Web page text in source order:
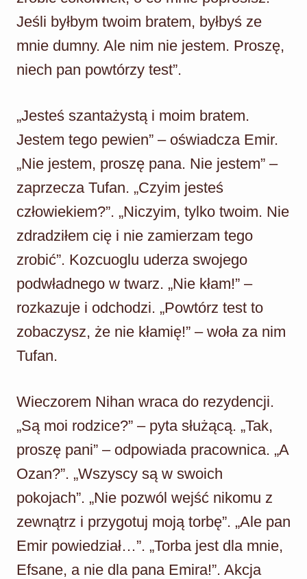
Jeśli byłbym twoim bratem, byłbyś ze
mnie dumny. Ale nim nie jestem. Proszę,
niech pan powtórzy test”.
„Jesteś szantażystą i moim bratem.
Jestem tego pewien” – oświadcza Emir.
„Nie jestem, proszę pana. Nie jestem” –
zaprzecza Tufan. „Czyim jesteś
człowiekiem?”. „Niczyim, tylko twoim. Nie
zdradziłem cię i nie zamierzam tego
zrobić”. Kozcuoglu uderza swojego
podwładnego w twarz. „Nie kłam!” –
rozkazuje i odchodzi. „Powtórz test to
zobaczysz, że nie kłamię!” – woła za nim
Tufan.
Wieczorem Nihan wraca do rezydencji.
„Są moi rodzice?” – pyta służącą. „Tak,
proszę pani” – odpowiada pracownica. „A
Ozan?”. „Wszyscy są w swoich
pokojach”. „Nie pozwól wejść nikomu z
zewnątrz i przygotuj moją torbę”. „Ale pan
Emir powiedział…”. „Torba jest dla mnie,
Efsane, a nie dla pana Emira!”. Akcja